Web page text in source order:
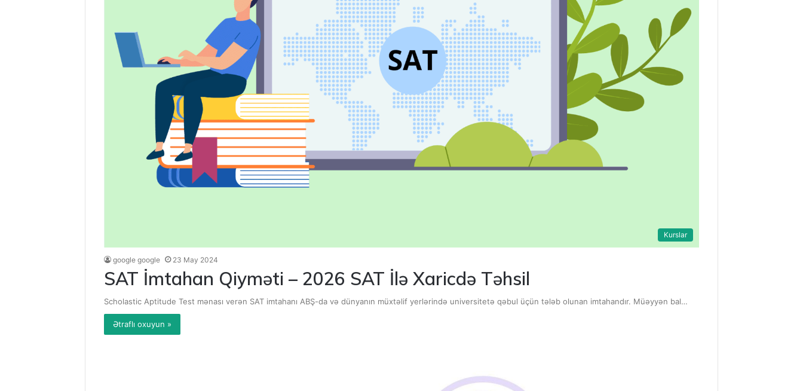
Kurslar
google google 23 May 2024
SAT İmtahan Qiyməti – 2026 SAT İlə Xaricdə Təhsil
Scholastic Aptitude Test mənası verən SAT imtahanı ABŞ-da və dünyanın müxtəlif yerlərində universitetə qəbul üçün tələb olunan imtahandır. Müəyyən bal…
Ətraflı oxuyun »